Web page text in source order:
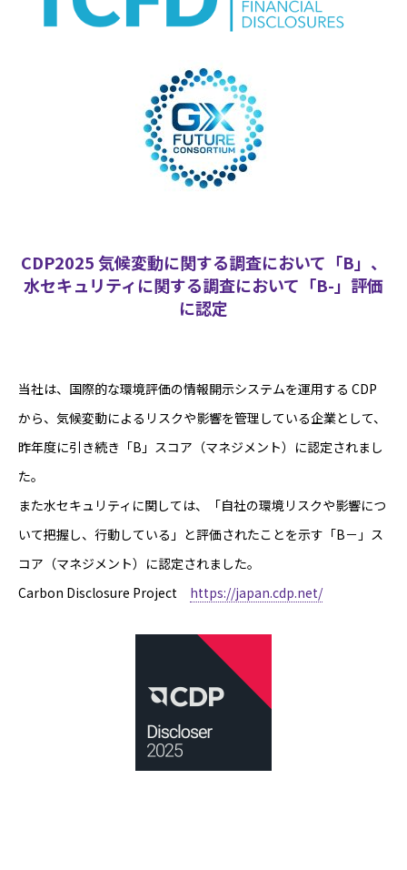
CDP2025 気候変動に関する調査において「B」、
水セキュリティに関する調査において「B-」評価
に認定
当社は、国際的な環境評価の情報開示システムを運用する CDP
から、気候変動によるリスクや影響を管理している企業として、
昨年度に引き続き「B」スコア（マネジメント）に認定されまし
た。
また水セキュリティに関しては、「自社の環境リスクや影響につ
いて把握し、行動している」と評価されたことを示す「B－」ス
コア（マネジメント）に認定されました。
Carbon Disclosure Project https://japan.cdp.net/